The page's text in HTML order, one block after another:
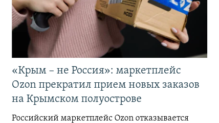
«Крым – не Россия»: маркетплейс
Ozon прекратил прием новых заказов
на Крымском полуострове
Российский маркетплейс Ozon отказывается